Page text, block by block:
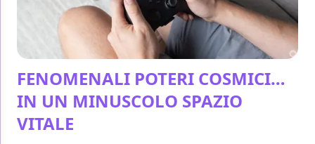
FENOMENALI POTERI COSMICI…
IN UN MINUSCOLO SPAZIO
VITALE